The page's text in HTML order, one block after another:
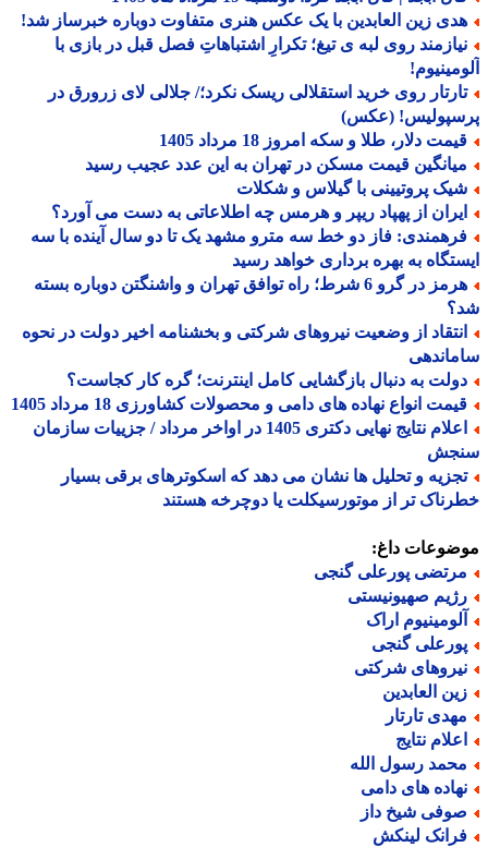
زین العابدین با یک عکس هنری متفاوت دوباره خبرساز شد!
روی لبه ی تیغ؛ تکرارِ اشتباهاتِ فصل قبل در بازی با
روی خرید استقلالی ریسک نکرد؛/ جلالی لای زرورق در
(عکس)
دلار، طلا و سکه امروز 18 مرداد 1405
قیمت مسکن در تهران به این عدد عجیب رسید
پروتیینی با گیلاس و شکلات
از پهپاد ریپر و هرمس چه اطلاعاتی به دست می آورد؟
فاز دو خط سه مترو مشهد یک تا دو سال آینده با سه
به بهره برداری خواهد رسید
هرمز در گرو 6 شرط؛ راه توافق تهران و واشنگتن دوباره بسته
از وضعیت نیروهای شرکتی و بخشنامه اخیر دولت در نحوه
به دنبال بازگشایی کامل اینترنت؛ گره کار کجاست؟
انواع نهاده های دامی و محصولات کشاورزی 18 مرداد 1405
اعلام نتایج نهایی دکتری 1405 در اواخر مرداد / جزییات سازمان
و تحلیل ها نشان می دهد که اسکوترهای برقی بسیار
تر از موتورسیکلت یا دوچرخه هستند
داغ:
پورعلی گنجی
صهیونیستی
اراک
گنجی
شرکتی
العابدین
تارتار
نتایج
رسول الله
های دامی
شیخ داز
لینکش